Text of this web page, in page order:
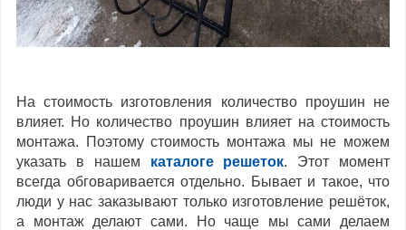
На стоимость изготовления количество проушин не
влияет. Но количество проушин влияет на стоимость
монтажа. Поэтому стоимость монтажа мы не можем
указать в нашем каталоге решеток. Этот момент
всегда обговаривается отдельно. Бывает и такое, что
люди у нас заказывают только изготовление решёток,
а монтаж делают сами. Но чаще мы сами делаем